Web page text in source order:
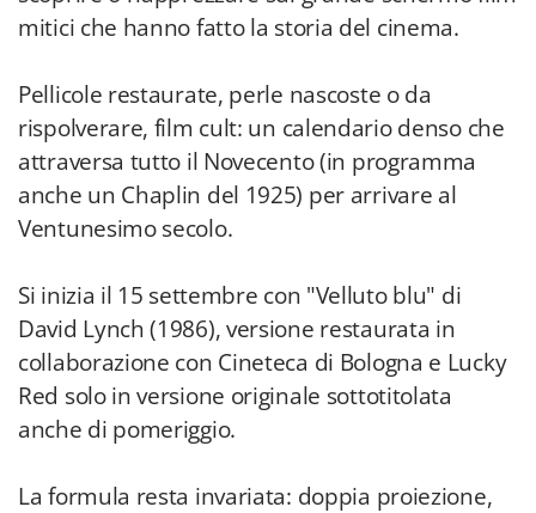
mitici che hanno fatto la storia del cinema.
Pellicole restaurate, perle nascoste o da
rispolverare, film cult: un calendario denso che
attraversa tutto il Novecento (in programma
anche un Chaplin del 1925) per arrivare al
Ventunesimo secolo.
Si inizia il 15 settembre con "Velluto blu" di
David Lynch (1986), versione restaurata in
collaborazione con Cineteca di Bologna e Lucky
Red solo in versione originale sottotitolata
anche di pomeriggio.
La formula resta invariata: doppia proiezione,